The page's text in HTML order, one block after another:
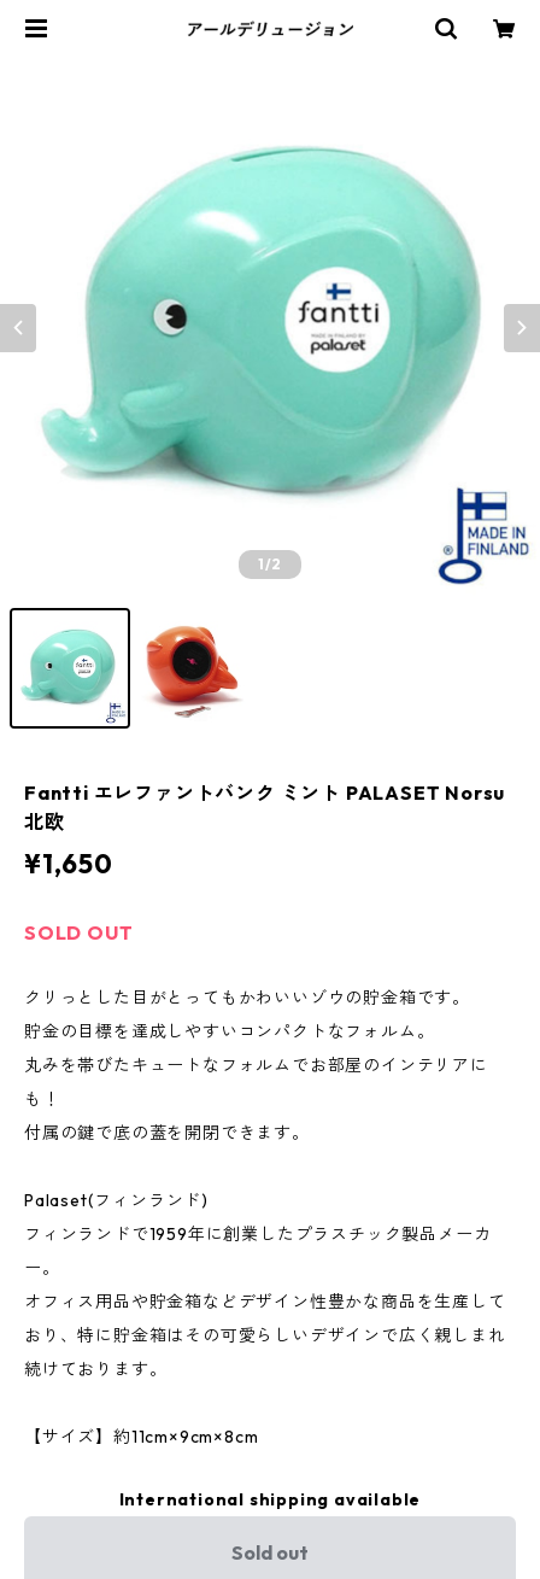
1/2
Fantti エレファントバンク ミント PALASET Norsu
北欧
¥1,650
SOLD OUT
クリっとした目がとってもかわいいゾウの貯金箱です。
貯金の目標を達成しやすいコンパクトなフォルム。
丸みを帯びたキュートなフォルムでお部屋のインテリアに
も！
付属の鍵で底の蓋を開閉できます。
Palaset(フィンランド)
フィンランドで1959年に創業したプラスチック製品メーカ
ー。
オフィス用品や貯金箱などデザイン性豊かな商品を生産して
おり、特に貯金箱はその可愛らしいデザインで広く親しまれ
続けております。
【サイズ】約11cm×9cm×8cm
International shipping available
Sold out